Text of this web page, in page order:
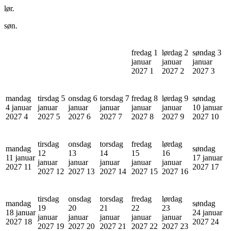
lør.
søn.
fredag 1
januar
2027 1
lørdag 2
januar
2027 2
søndag 3
januar
2027 3
mandag
4 januar
2027 4
tirsdag 5
januar
2027 5
onsdag 6
januar
2027 6
torsdag 7
januar
2027 7
fredag 8
januar
2027 8
lørdag 9
januar
2027 9
søndag
10 januar
2027 10
mandag
11 januar
2027 11
tirsdag
12
januar
2027 12
onsdag
13
januar
2027 13
torsdag
14
januar
2027 14
fredag
15
januar
2027 15
lørdag
16
januar
2027 16
søndag
17 januar
2027 17
mandag
18 januar
2027 18
tirsdag
19
januar
2027 19
onsdag
20
januar
2027 20
torsdag
21
januar
2027 21
fredag
22
januar
2027 22
lørdag
23
januar
2027 23
søndag
24 januar
2027 24